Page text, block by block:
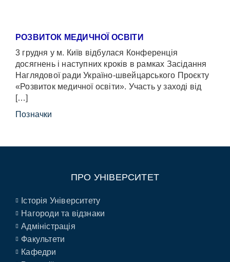
РОЗВИТОК МЕДИЧНОЇ ОСВІТИ
3 грудня у м. Київ відбулася Конференція
досягнень і наступних кроків в рамках Засідання
Наглядової ради Україно-швейцарського Проєкту
«Розвиток медичної освіти». Участь у заході від
[…]
Позначки
ПРО УНІВЕРСИТЕТ
Історія Університету
Нагороди та відзнаки
Адміністрація
Факультети
Кафедри